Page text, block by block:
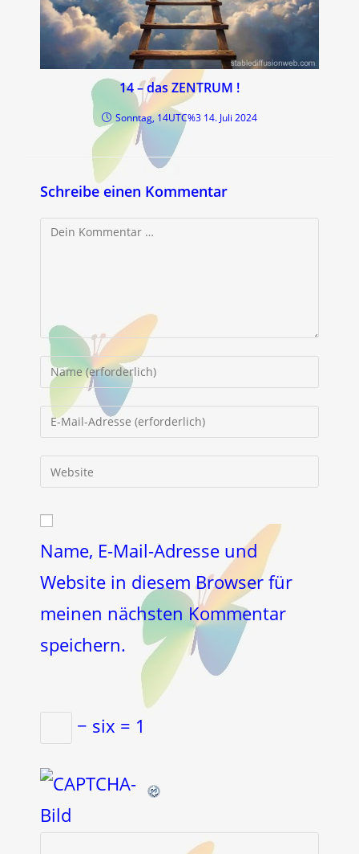
14 – das ZENTRUM !
Sonntag, 14UTC%3 14. Juli 2024
Schreibe einen Kommentar
Kommentar
Gib
deinen
Namen
oder
Kommentieren
Gib
E-
Mail-
zum
ein
deine
URL
ein
(optional)
Name, E-Mail-Adresse und
Website in diesem Browser für
meinen nächsten Kommentar
speichern.
− six = 1